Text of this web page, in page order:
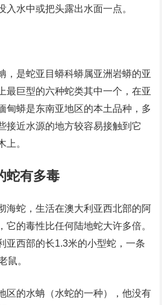
入水中或把头露出水面一点。
，是蛇亚目蟒科蟒属亚洲岩蟒的亚
最巨型的六种蛇类其中一个，在亚
甸蟒是东南亚地区的本土品种，多
接近水源的地方较容易接触到它
上。
蛇有多毒
海蛇，生活在澳大利亚西北部的阿
它的毒性比任何陆地蛇大许多倍。
亚西部的长1.3米的小型蛇，一条
鼠。
区的水蚺（水蛇的一种），他没有